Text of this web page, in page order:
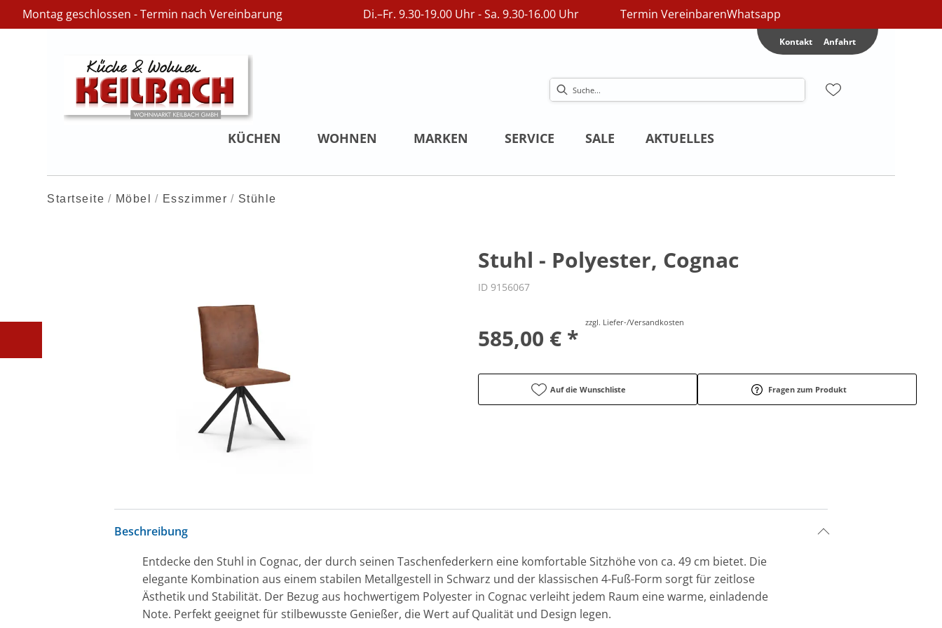
Montag geschlossen - Termin nach Vereinbarung Di.–Fr. 9.30-19.00 Uhr - Sa. 9.30-16.00 Uhr Termin VereinbarenWhatsapp
Kontakt Anfahrt
KÜCHEN WOHNEN MARKEN SERVICE SALE AKTUELLES
Startseite Möbel Esszimmer Stühle
Stuhl - Polyester, Cognac
ID 9156067
585,00 € *
zzgl. Liefer-/Versandkosten
Auf die Wunschliste Fragen zum Produkt
Beschreibung
Entdecke den Stuhl in Cognac, der durch seinen Taschenfederkern eine komfortable Sitzhöhe von ca. 49 cm bietet. Die
elegante Kombination aus einem stabilen Metallgestell in Schwarz und der klassischen 4-Fuß-Form sorgt für zeitlose
Ästhetik und Stabilität. Der Bezug aus hochwertigem Polyester in Cognac verleiht jedem Raum eine warme, einladende
Note. Perfekt geeignet für stilbewusste Genießer, die Wert auf Qualität und Design legen.